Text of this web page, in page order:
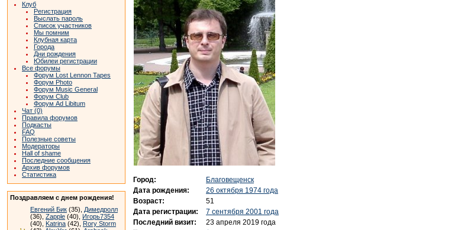
Клуб
Регистрация
Выслать пароль
Список участников
Мы помним
Клубная карта
Города
Дни рождения
Юбилеи регистрации
Все форумы
Форум Lost Lennon Tapes
Форум Photo
Форум Music General
Форум Club
Форум Ad Libitum
Чат (0)
Правила форумов
Подкасты
FAQ
Полезные советы
Модераторы
Hall of shame
Последние сообщения
Архив форумов
Статистика
Поздравляем с днем рождения!
Евгений Бик (35), Димедролл
(36), Zapple (40), Игорь7354
(40), Katrina (42), Rory Storm
Город:
Благовещенск
Дата рождения:
26 октября 1974 года
Возраст:
51
Дата регистрации:
7 сентября 2001 года
Последний визит:
23 апреля 2019 года